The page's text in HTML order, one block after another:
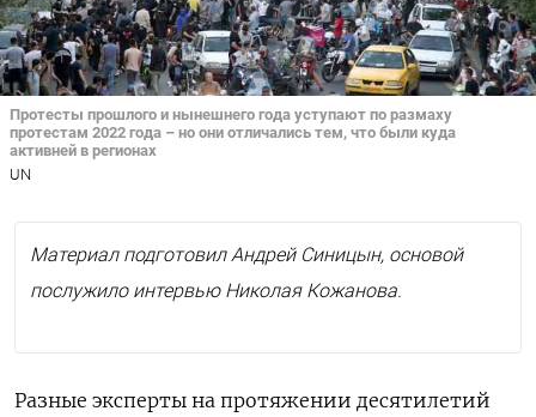
Протесты прошлого и нынешнего года уступают по размаху
протестам 2022 года – но они отличались тем, что были куда
активней в регионах
UN
Материал подготовил Андрей Синицын, основой
послужило интервью Николая Кожанова.
Разные эксперты на протяжении десятилетий